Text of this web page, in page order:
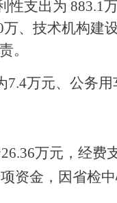
性支出为 883.1万
万、技术机构建
。
7.4万元、公务
26.36万元， 经费
资金，因省检